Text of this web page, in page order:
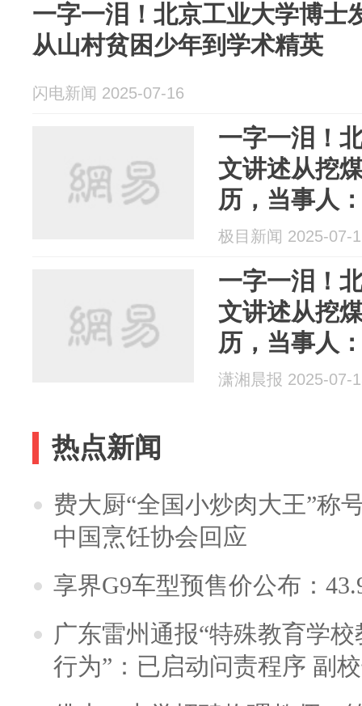
一字一泪！北京工业大学博士
从山村贫困少年到学术精英
闪电新闻 2025-07-16
一字一泪！
文讲述从挖
历，当事人
极目新闻 2025-07-
一字一泪！
文讲述从挖
历，当事人
潇湘晨报 2025-07-
热点新闻
费大厨“全国小炒肉大王”称
中国烹饪协会回应
享界G9车型预售价公布：
广东雷州通报“特殊教育学
行为”：已启动问责程序 副